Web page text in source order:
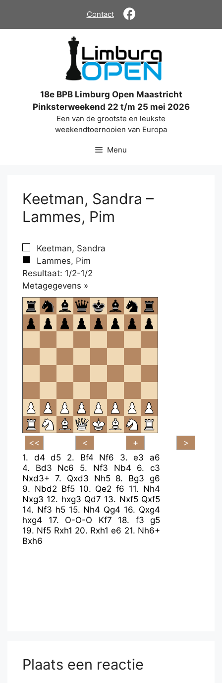
de
Contact
18e BPB Limburg Open Maastricht
Pinksterweekend 22 t/m 25 mei 2026
Een van de grootste en leukste
weekendtoernooien van Europa
Menu
Keetman, Sandra –
Lammes, Pim
Keetman, Sandra
Lammes, Pim
Resultaat: 1/2-1/2
Metagegevens »
om
te
openen.
1. d4 d5 2. Bf4 Nf6 3.e3
a6
4. Bd3 Nc6 5. Nf3 Nb4 6.c3
Nxd3+ 7. Qxd3 Nh5 8. Bg3
g6
9. Nbd2 Bf5 10. Qe2 f6 11. Nh4
Nxg3 12. hxg3 Qd7 13. Nxf5 Qxf5
14. Nf3 h5 15. Nh4 Qg4 16. Qxg4
hxg4
17. O-O-O Kf7 18. f3
g5
19. Nf5 Rxh1 20. Rxh1 e6 21. Nh6+
Bxh6
Plaats een reactie